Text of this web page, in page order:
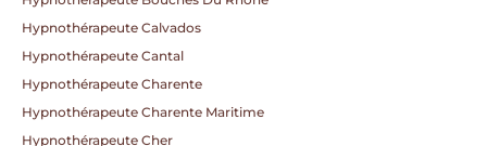
Hypnothérapeute Calvados
Hypnothérapeute Cantal
Hypnothérapeute Charente
Hypnothérapeute Charente Maritime
Hypnothérapeute Cher